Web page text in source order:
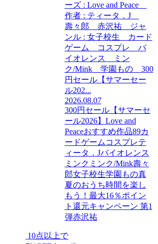
ーズ : Love and Peace
作者 : ティータ．J
壽々郎 赤沢祐 ジャ
ンル : 女子校生 カード
ゲーム コスプレ バ
イオレンス ミン
ク/Mink 学園もの 300
円セール【サマーセー
ル202...
2026.08.07
300円セール【サマーセ
ール2026】 Love and
Peaceおすすめ作品89カ
ードゲーム コスプレテ
ィータ．Jバイオレンス
ミンク ミンク/Mink壽々
郎女子校生学園もの真
夏のおうち時間を楽し
もう！最大16％ポイン
ト還元キャンペーン 第1
弾赤沢祐
10点以上で